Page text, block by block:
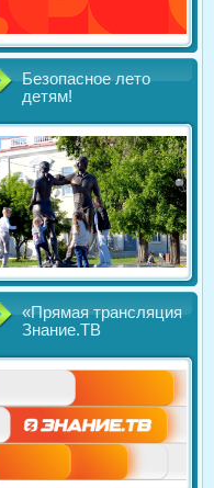
Безопасное лето
детям!
«Прямая трансляция
Знание.ТВ